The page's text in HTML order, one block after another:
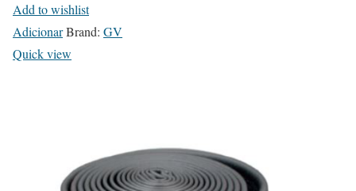
Add to wishlist
AdicionarBrand: GV
Quick view